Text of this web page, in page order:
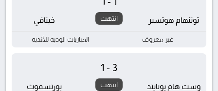
توتنهام هوتسبر انتهت خيتافي
غير معروف المباريات الودية للأندية
وست هام يونايتد
1-3
انتهت بورتسموث